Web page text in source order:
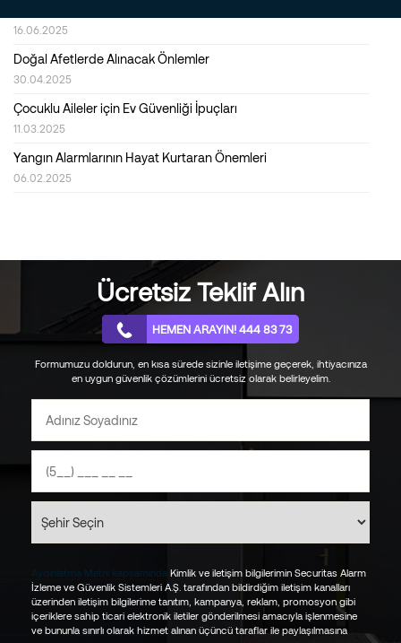
16.06.2025
Doğal Afetlerde Alınacak Önlemler
30.04.2025
Çocuklu Aileler için Ev Güvenliği İpuçları
11.03.2025
Yangın Alarmlarının Hayat Kurtaran Önemleri
06.02.2025
Yapay Zekanın Ev Güvenliği Konusundaki Yetenekleri
31.10.2024
Okula Dönüş Yolunda Çocukların Adaptasyonu için 8 Etkili
27.08.2024
Sıcaklık, Nem Kontrolü ve Otomasyon Sistemleri Nelerdir?
23.07.2024
Elektromekanik Kilit Sistemi Nedir ve Nasıl Çalışır?
11.06.2024
Yangın Alarmı Sistemi Nasıl Test Edilir ve Periyodik Bakımı Nasıl
Yapılır?
22.03.2024
Ücretsiz Teklif Alın
HEMEN ARAYIN! 444 83 73
Formumuzu doldurun, en kısa sürede sizinle iletişime geçerek, ihtiyacınıza
en uygun güvenlik çözümlerini ücretsiz olarak belirleyelim.
Aydınlatma Metni kapsamında Kimlik ve iletişim bilgilerimin Securitas Alarm
İzleme ve Güvenlik Sistemleri A.Ş. tarafından bildirdiğim iletişim kanalları
üzerinden iletişim bilgilerime tanıtım, kampanya, reklam, promosyon gibi
içeriklere sahip ticari elektronik iletiler gönderilmesi amacıyla işlenmesine
ve bununla sınırlı olarak hizmet alınan üçüncü taraflar ile paylaşılmasına